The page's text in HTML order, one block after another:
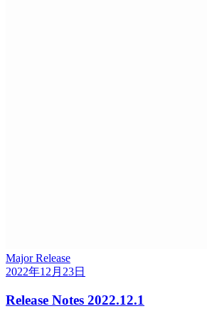
Major Release
2022年12月23日
Release Notes 2022.12.1